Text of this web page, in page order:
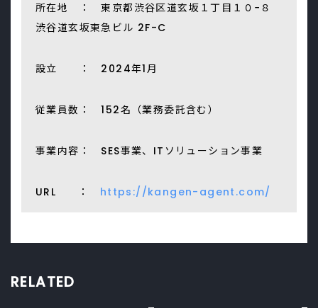
所在地 ： 東京都渋谷区道玄坂１丁目１０−８
渋谷道玄坂東急ビル 2F-C
設立 ： 2024年1月
従業員数： 152名（業務委託含む）
事業内容： SES事業、ITソリューション事業
URL ： https://kangen-agent.com/
RELATED